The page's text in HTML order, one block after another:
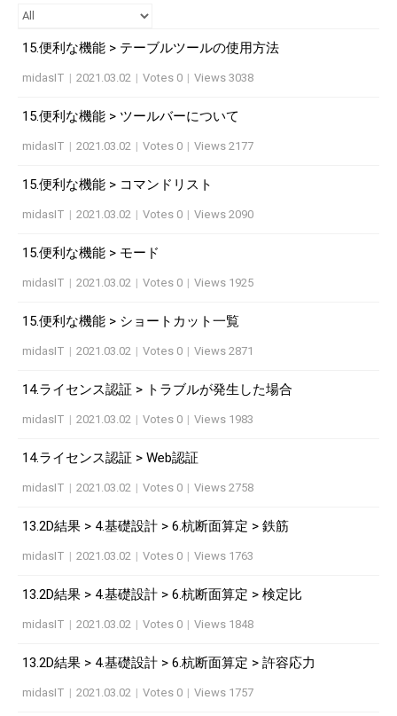
15.便利な機能 > テーブルツールの使用方法
midasIT | 2021.03.02 | Votes 0 | Views 3038
15.便利な機能 > ツールバーについて
midasIT | 2021.03.02 | Votes 0 | Views 2177
15.便利な機能 > コマンドリスト
midasIT | 2021.03.02 | Votes 0 | Views 2090
15.便利な機能 > モード
midasIT | 2021.03.02 | Votes 0 | Views 1925
15.便利な機能 > ショートカット一覧
midasIT | 2021.03.02 | Votes 0 | Views 2871
14.ライセンス認証 > トラブルが発生した場合
midasIT | 2021.03.02 | Votes 0 | Views 1983
14.ライセンス認証 > Web認証
midasIT | 2021.03.02 | Votes 0 | Views 2758
13.2D結果 > 4.基礎設計 > 6.杭断面算定 > 鉄筋
midasIT | 2021.03.02 | Votes 0 | Views 1763
13.2D結果 > 4.基礎設計 > 6.杭断面算定 > 検定比
midasIT | 2021.03.02 | Votes 0 | Views 1848
13.2D結果 > 4.基礎設計 > 6.杭断面算定 > 許容応力
midasIT | 2021.03.02 | Votes 0 | Views 1757